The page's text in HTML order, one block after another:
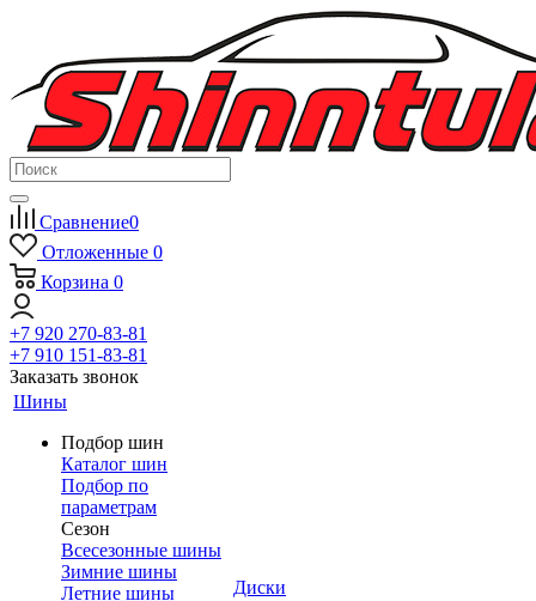
Сравнение0
Отложенные 0
Корзина 0
+7 920 270-83-81
+7 910 151-83-81
Заказать звонок
Шины
Подбор шин
Каталог шин
Подбор по
параметрам
Сезон
Всесезонные шины
Зимние шины
Летние шины
Диски